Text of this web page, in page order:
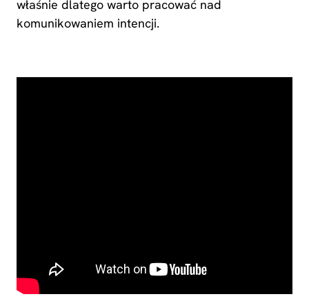
właśnie dlatego warto pracować nad
komunikowaniem intencji.